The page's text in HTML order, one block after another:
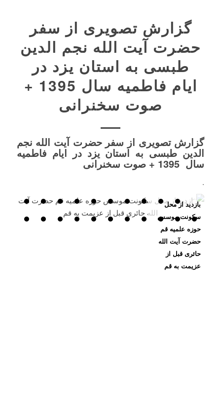
گزارش تصویری از سفر
حضرت آیت الله نجم الدین
طبسی به استان یزد در
ایام فاطمیه سال 1395 +
صوت سخنرانی
گزارش تصویری از سفر حضرت آیت الله نجم
الدین طبسی به استان یزد در ایام فاطمیه
سال 1395 + صوت سخنرانی
.
بازدید از محل
سکونت موسس
حوزه علمیه قم
حضرت آیت الله
حائری قبل از
عزیمت به قم